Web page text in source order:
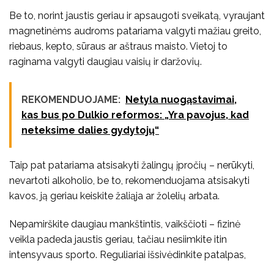
Be to, norint jaustis geriau ir apsaugoti sveikatą, vyraujant
magnetinėms audroms patariama valgyti mažiau greito,
riebaus, kepto, sūraus ar aštraus maisto. Vietoj to
raginama valgyti daugiau vaisių ir daržovių.
REKOMENDUOJAME: Netyla nuogąstavimai,
kas bus po Dulkio reformos: „Yra pavojus, kad
neteksime dalies gydytojų“
Taip pat patariama atsisakyti žalingų įpročių – nerūkyti,
nevartoti alkoholio, be to, rekomenduojama atsisakyti
kavos, ją geriau keiskite žaliąja ar žolelių arbata.
Nepamirškite daugiau mankštintis, vaikščioti – fizinė
veikla padeda jaustis geriau, tačiau nesiimkite itin
intensyvaus sporto. Reguliariai išsivėdinkite patalpas,